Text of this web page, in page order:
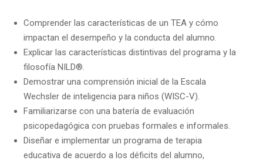
Comprender las características de un TEA y cómo
impactan el desempeño y la conducta del alumno.
Explicar las características distintivas del programa y la
filosofía NILD®.
Demostrar una comprensión inicial de la Escala
Wechsler de inteligencia para niños (WISC-V).
Familiarizarse con una batería de evaluación
psicopedagógica con pruebas formales e informales.
Diseñar e implementar un programa de terapia
educativa de acuerdo a los déficits del alumno,